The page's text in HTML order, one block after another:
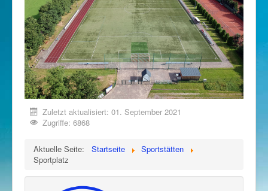
Zuletzt aktualisiert: 01. September 2021
Zugriffe: 6868
Aktuelle Seite: Startseite
Sportstätten
Sportplatz